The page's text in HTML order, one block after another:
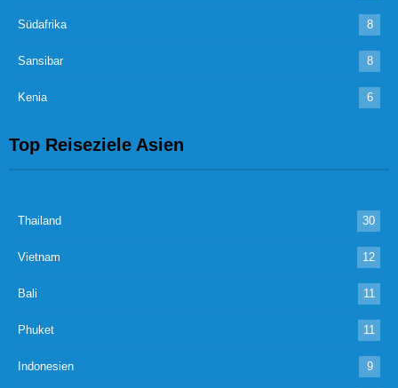
Südafrika 8
Sansibar 8
Kenia 6
Top Reiseziele Asien
Thailand 30
Vietnam 12
Bali 11
Phuket 11
Indonesien 9